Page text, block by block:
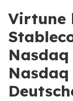
Virtune